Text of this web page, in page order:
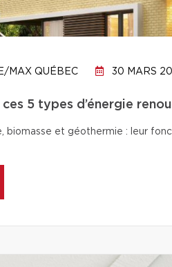
MAX QUÉBEC 30 MARS
5 types d’énergie
biomasse et géothermie : leur